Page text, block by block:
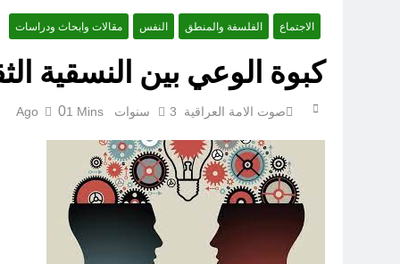
الكاتبان باقر الزبيدي ورياض سعد يحذران من الجولاني (ح 1) (وإذا كنت فيهم فأقمت لهم الصلاة فلتقم طائفة منهم معك وليأخذوا أٍسلحتهم)
الاجتماع الفلسفة والمنطق النفس مقالات وابحاث ودراسات
كبوة الوعي بين النسقية
صوت الامة العراقية 3 سنوات Ago 01 Mins